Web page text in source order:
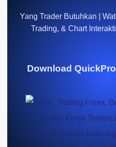
Yang Trader Butuhkan |
Trading, & Chart
Download